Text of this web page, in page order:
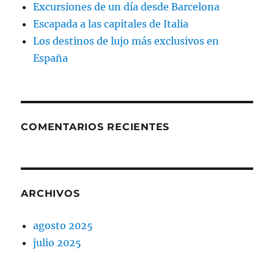
Excursiones de un día desde Barcelona
Escapada a las capitales de Italia
Los destinos de lujo más exclusivos en
España
COMENTARIOS RECIENTES
ARCHIVOS
agosto 2025
julio 2025